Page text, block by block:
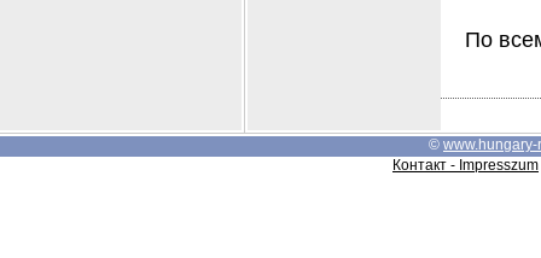
По
© www.hungary-
Контакт - Impresszum